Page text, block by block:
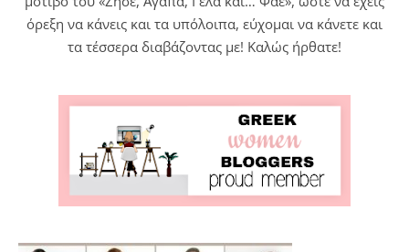
όρεξη να κάνεις και τα υπόλοιπα, εύχομαι να κάνετε και
τα τέσσερα διαβάζοντας με! Καλώς ήρθατε!